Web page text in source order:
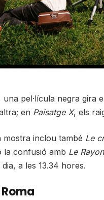
una pel·lícula negra gira
en Paisatge X, els
mostra inclou també Le
la confusió amb Le
a les 13.34 hores.